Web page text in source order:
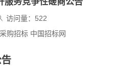
访问量： 522
购招标 中国招标网